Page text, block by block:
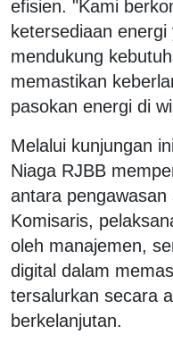
efisien. "Kami
ketersediaan
mendukung
memastikan
pasokan energi di
Melalui kunjungan
Niaga RJBB
antara
Komisaris,
oleh manajemen,
digital dalam
tersalurkan secara
berkelanjutan.